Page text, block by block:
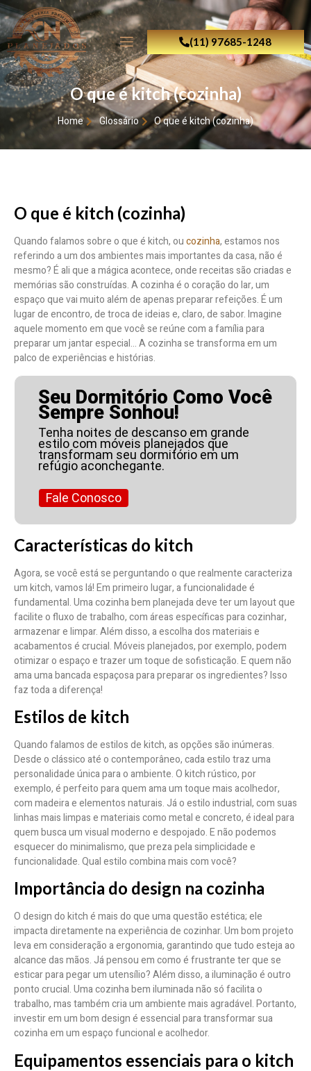
(11) 97685-1248
O que é kitch (cozinha)
Home Glossário O que é kitch (cozinha)
O que é kitch (cozinha)
Quando falamos sobre o que é kitch, oucozinha, estamos nos
referindo a um dos ambientes mais importantes da casa, não é
mesmo? É ali que a mágica acontece, onde receitas são criadas e
memórias são construídas. A cozinha é o coração do lar, um
espaço que vai muito além de apenas preparar refeições. É um
lugar de encontro, de troca de ideias e, claro, de sabor. Imagine
aquele momento em que você se reúne com a família para
preparar um jantar especial… A cozinha se transforma em um
palco de experiências e histórias.
Seu Dormitório Como Você
Sempre Sonhou!
Tenha noites de descanso em grande
estilo com móveis planejados que
transformam seu dormitório em um
refúgio aconchegante.
Fale Conosco
Características do kitch
Agora, se você está se perguntando o que realmente caracteriza
um kitch, vamos lá! Em primeiro lugar, a funcionalidade é
fundamental. Uma cozinha bem planejada deve ter um layout que
facilite o fluxo de trabalho, com áreas específicas para cozinhar,
armazenar e limpar. Além disso, a escolha dos materiais e
acabamentos é crucial. Móveis planejados, por exemplo, podem
otimizar o espaço e trazer um toque de sofisticação. E quem não
ama uma bancada espaçosa para preparar os ingredientes? Isso
faz toda a diferença!
Estilos de kitch
Quando falamos de estilos de kitch, as opções são inúmeras.
Desde o clássico até o contemporâneo, cada estilo traz uma
personalidade única para o ambiente. O kitch rústico, por
exemplo, é perfeito para quem ama um toque mais acolhedor,
com madeira e elementos naturais. Já o estilo industrial, com suas
linhas mais limpas e materiais como metal e concreto, é ideal para
quem busca um visual moderno e despojado. E não podemos
esquecer do minimalismo, que preza pela simplicidade e
funcionalidade. Qual estilo combina mais com você?
Importância do design na cozinha
O design do kitch é mais do que uma questão estética; ele
impacta diretamente na experiência de cozinhar. Um bom projeto
leva em consideração a ergonomia, garantindo que tudo esteja ao
alcance das mãos. Já pensou em como é frustrante ter que se
esticar para pegar um utensílio? Além disso, a iluminação é outro
ponto crucial. Uma cozinha bem iluminada não só facilita o
trabalho, mas também cria um ambiente mais agradável. Portanto,
investir em um bom design é essencial para transformar sua
cozinha em um espaço funcional e acolhedor.
Equipamentos essenciais para o kitch